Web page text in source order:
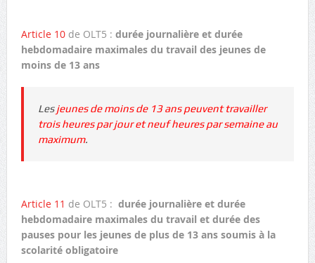
Article 10de OLT5 : durée journalière et durée
hebdomadaire maximales du travail des jeunes de
moins de 13 ans
Lesjeunes de moins de 13 ans peuvent travailler
trois heures par jour et neuf heures par semaine au
maximum.
Article 11 de OLT5 : durée journalière et durée
hebdomadaire maximales du travail et durée des
pauses pour les jeunes de plus de 13 ans soumis à la
scolarité obligatoire